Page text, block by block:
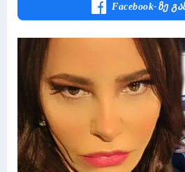
Facebook-Ზე